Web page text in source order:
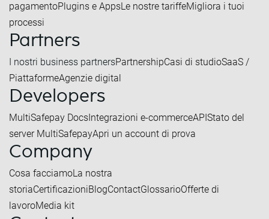
pagamentoPlugins e AppsLe nostre tariffeMigliora i tuoi
processi
Partners
I nostri business partnersPartnershipCasi di studioSaaS /
PiattaformeAgenzie digital
Developers
MultiSafepay DocsIntegrazioni e-commerceAPIStato del
server MultiSafepayApri un account di prova
Company
Cosa facciamoLa nostra
storiaCertificazioniBlogContactGlossarioOfferte di
lavoroMedia kit